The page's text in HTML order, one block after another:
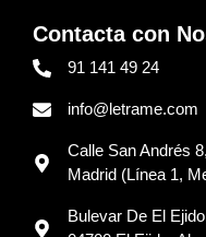
Contacta con
91 141 49 24
info@letrame.com
Calle San Andrés
Madrid (Línea 1,
Bulevar De El